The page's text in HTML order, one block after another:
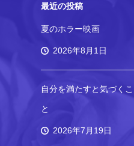
最近の投稿
夏のホラー映画
2026年8月1日
自分を満たすと気づくこ
と
2026年7月19日